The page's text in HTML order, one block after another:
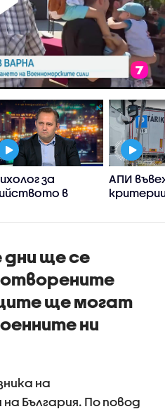
за
в
АПИ
дни ще се
отворените
ще могат
ни
на
България. По повод